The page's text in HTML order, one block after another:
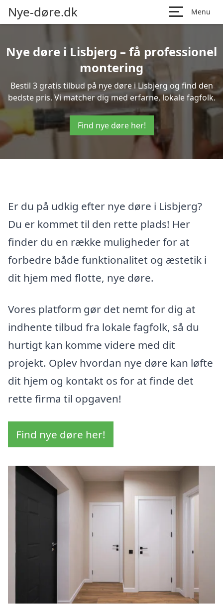
Nye-døre.dk Menu
Nye døre i Lisbjerg – få professionel
montering
Bestil 3 gratis tilbud på nye døre i Lisbjerg og find den
bedste pris. Vi matcher dig med erfarne, lokale fagfolk.
Find nye døre her!
Er du på udkig efter nye døre i Lisbjerg?
Du er kommet til den rette plads! Her
finder du en række muligheder for at
forbedre både funktionalitet og æstetik i
dit hjem med flotte, nye døre.
Vores platform gør det nemt for dig at
indhente tilbud fra lokale fagfolk, så du
hurtigt kan komme videre med dit
projekt. Oplev hvordan nye døre kan løfte
dit hjem og kontakt os for at finde det
rette firma til opgaven!
Find nye døre her!